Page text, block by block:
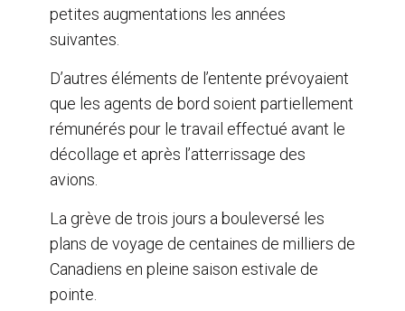
petites augmentations les années
suivantes.
D’autres éléments de l’entente prévoyaient
que les agents de bord soient partiellement
rémunérés pour le travail effectué avant le
décollage et après l’atterrissage des
avions.
La grève de trois jours a bouleversé les
plans de voyage de centaines de milliers de
Canadiens en pleine saison estivale de
pointe.